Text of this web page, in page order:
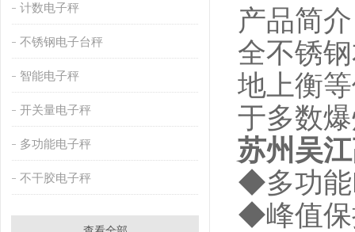
计数电子秤
不锈钢电子台秤
智能电子秤
开关量电子秤
多功能电子秤
不干胶电子秤
产品简介
全不锈
地上衡
于多数
苏州吴
◆多功能
◆峰值保